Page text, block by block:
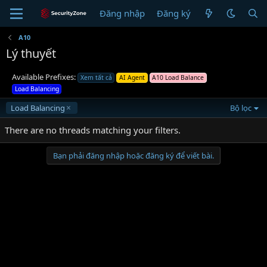
Đăng nhập Đăng ký
A10
Lý thuyết
Available Prefixes: Xem tất cả AI Agent
A10 Load Balance
Load Balancing
Load Balancing Bộ lọc
There are no threads matching your filters.
Bạn phải đăng nhập hoặc đăng ký để viết bài.